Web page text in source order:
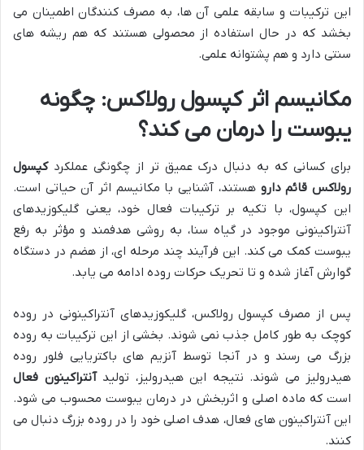
این ترکیبات و سابقه علمی آن ها، به مصرف کنندگان اطمینان می
بخشد که در حال استفاده از محصولی هستند که هم ریشه های
سنتی دارد و هم پشتوانه علمی.
مکانیسم اثر کپسول رولاکس: چگونه
یبوست را درمان می کند؟
برای کسانی که به دنبال درک عمیق تر از چگونگی عملکردکپسول
رولاکس قائم دارو هستند، آشنایی با مکانیسم اثر آن حیاتی است.
این کپسول، با تکیه بر ترکیبات فعال خود، یعنی گلیکوزیدهای
آنتراکینونی موجود در گیاه سنا، به روشی هدفمند و مؤثر به رفع
یبوست کمک می کند. این فرآیند چند مرحله ای، از هضم در دستگاه
گوارش آغاز شده و تا تحریک حرکات روده ادامه می یابد.
پس از مصرف کپسول رولاکس، گلیکوزیدهای آنتراکینونی در روده
کوچک به طور کامل جذب نمی شوند. بخشی از این ترکیبات به روده
بزرگ می رسند و در آنجا توسط آنزیم های باکتریایی فلور روده
هیدرولیز می شوند. نتیجه این هیدرولیز، تولیدآنتراکینون فعال
است که ماده اصلی و اثربخش در درمان یبوست محسوب می شود.
این آنتراکینون های فعال، هدف اصلی خود را در روده بزرگ دنبال می
کنند.